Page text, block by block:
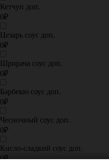
Кетчуп доп.
0₽
Цезарь соус доп.
0₽
Шрирача соус доп.
0₽
Барбекю соус доп.
0₽
Чесночный соус доп.
0₽
Кисло-сладкий соус доп.
0₽